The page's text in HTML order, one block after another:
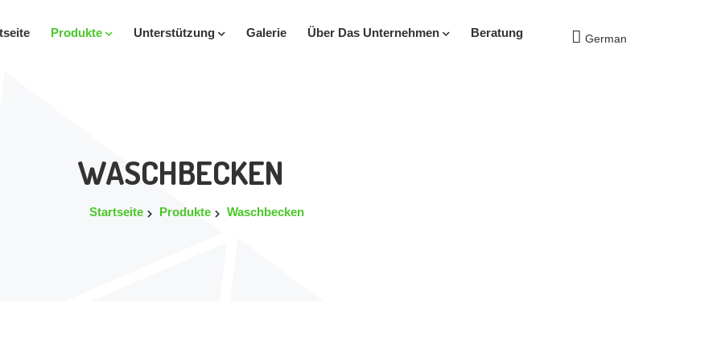
Produkte Unterstützung Galerie Über Das Unternehmen Beratung German
WASCHBECKEN
Startseite Produkte Waschbecken